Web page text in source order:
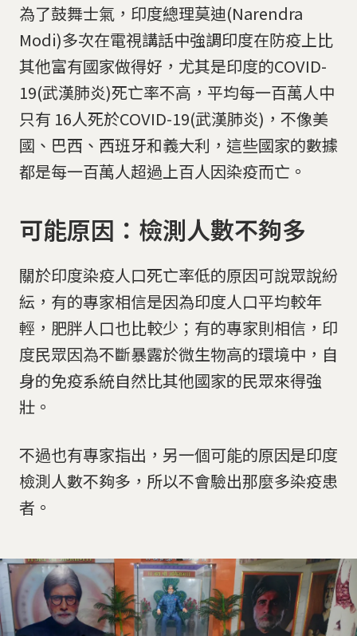
為了鼓舞士氣，印度總理莫迪(Narendra
Modi)多次在電視講話中強調印度在防疫上比
其他富有國家做得好，尤其是印度的COVID-
19(武漢肺炎)死亡率不高，平均每一百萬人中
只有 16人死於COVID-19(武漢肺炎)，不像美
國、巴西、西班牙和義大利，這些國家的數據
都是每一百萬人超過上百人因染疫而亡。
可能原因：檢測人數不夠多
關於印度染疫人口死亡率低的原因可說眾說紛
紜，有的專家相信是因為印度人口平均較年
輕，肥胖人口也比較少；有的專家則相信，印
度民眾因為不斷暴露於微生物高的環境中，自
身的免疫系統自然比其他國家的民眾來得強
壯。
不過也有專家指出，另一個可能的原因是印度
檢測人數不夠多，所以不會驗出那麼多染疫患
者。